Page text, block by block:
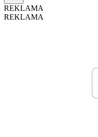
REKLAMA
REKLAMA